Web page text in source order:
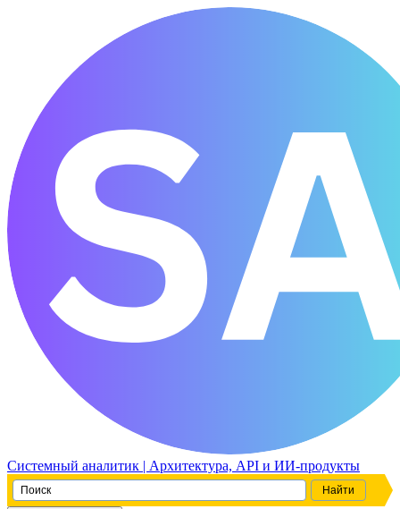
Системный аналитик | Архитектура, API и ИИ-продукты